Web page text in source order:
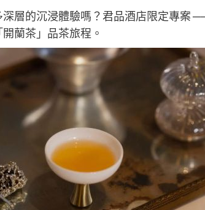
層的沉浸體驗嗎？君品酒店限定專案
蘭茶」品茶旅程。